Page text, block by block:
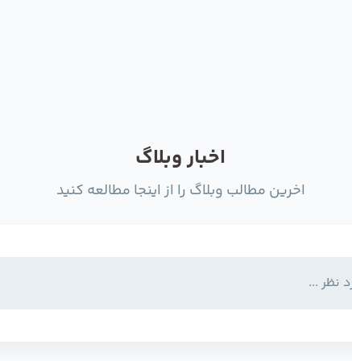
اخبار وبلاگ
اخرین مطالب وبلاگ را از اینجا مطالعه کنید